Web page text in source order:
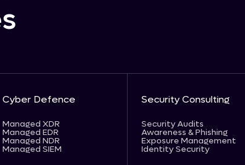
Cyber Defence
Managed XDR
Managed EDR
Managed NDR
Managed SIEM
Security Consulting
Security Audits
Awareness & Phishing
Exposure Management
Identity Security